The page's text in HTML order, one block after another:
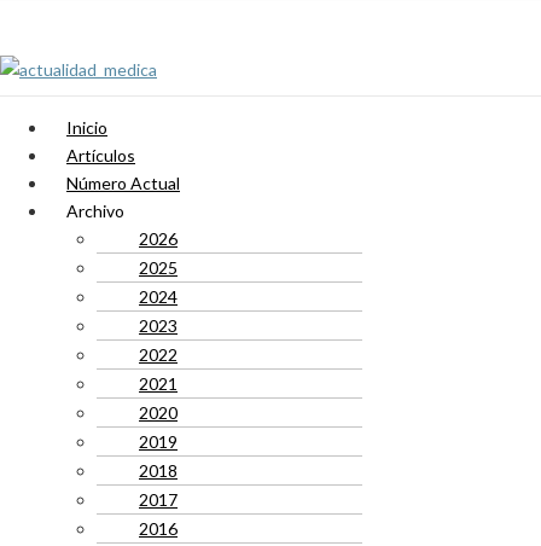
Inicio
Artículos
Número Actual
Archivo
2026
2025
2024
2023
2022
2021
2020
2019
2018
2017
2016